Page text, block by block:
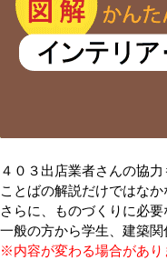
４０３出店業者さんの協
ことばの解説だけではな
さらに、ものづくりに必
一般の方から学生、建築
※内容が変わる場合があり